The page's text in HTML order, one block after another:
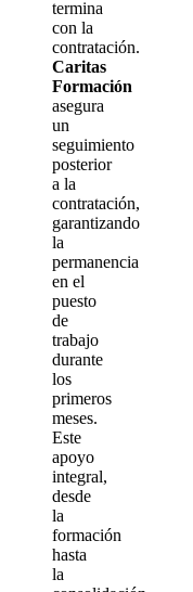
termina
con la
contratación.
Caritas
Formación
asegura
un
seguimiento
posterior
a la
contratación,
garantizando
la
permanencia
en el
puesto
de
trabajo
durante
los
primeros
meses.
Este
apoyo
integral,
desde
la
formación
hasta
la